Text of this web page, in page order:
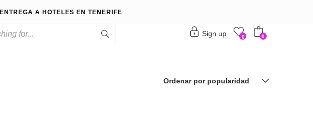
ENTREGA A HOTELES EN TENERIFE
Sign up 0 0
Ordenar por popularidad